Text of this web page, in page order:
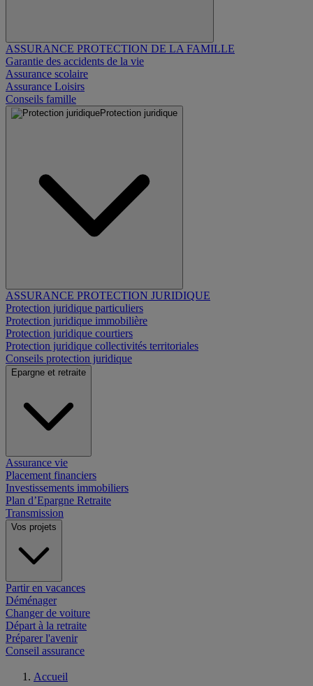
ASSURANCE PROTECTION DE LA FAMILLE
Garantie des accidents de la vie
Assurance scolaire
Assurance Loisirs
Conseils famille
Protection juridique
ASSURANCE PROTECTION JURIDIQUE
Protection juridique particuliers
Protection juridique immobilière
Protection juridique courtiers
Protection juridique collectivités territoriales
Conseils protection juridique
Epargne et retraite
Assurance vie
Placement financiers
Investissements immobiliers
Plan d’Epargne Retraite
Transmission
Vos projets
Partir en vacances
Déménager
Changer de voiture
Départ à la retraite
Préparer l'avenir
Conseil assurance
Accueil